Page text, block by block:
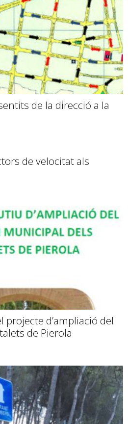
de la direcció a la
de velocitat als
projecte d’ampliació del
de Pierola